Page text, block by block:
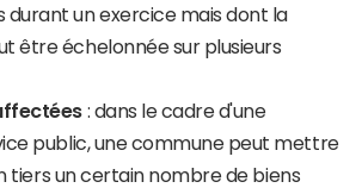
durant un exercice mais dont la
être échelonnée sur plusieurs
: dans le cadre d'une
public, une commune peut mettre
tiers un certain nombre de biens